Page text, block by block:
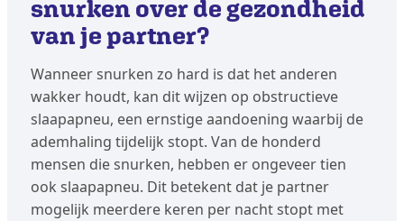
snurken over de gezondheid
van je partner?
Wanneer snurken zo hard is dat het anderen
wakker houdt, kan dit wijzen op obstructieve
slaapapneu, een ernstige aandoening waarbij de
ademhaling tijdelijk stopt. Van de honderd
mensen die snurken, hebben er ongeveer tien
ook slaapapneu. Dit betekent dat je partner
mogelijk meerdere keren per nacht stopt met